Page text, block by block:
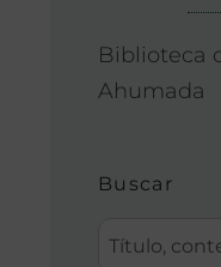
Biblioteca
Ahumada
Buscar